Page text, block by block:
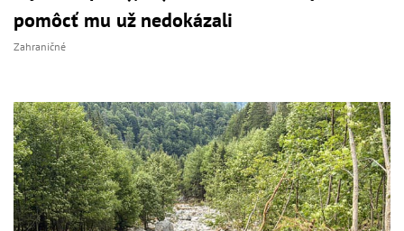
pomôcť mu už nedokázali
Zahraničné